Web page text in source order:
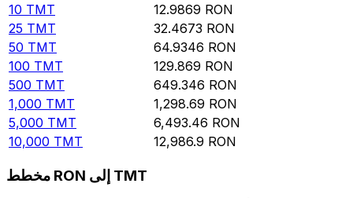
10 TMT 12.9869 RON
25 TMT 32.4673 RON
50 TMT 64.9346 RON
100 TMT 129.869 RON
500 TMT 649.346 RON
1,000 TMT 1,298.69 RON
5,000 TMT 6,493.46 RON
10,000 TMT 12,986.9 RON
مخطط RON إلى TMT